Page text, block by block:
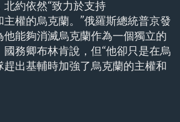
HEALTH
約依然“致力於支持
權的烏克蘭。”俄羅斯總統普京發
他能夠消滅烏克蘭作為一個獨立的
國務卿布林肯說，但“他卻只是在烏
趕出基輔時加強了烏克蘭的主權和